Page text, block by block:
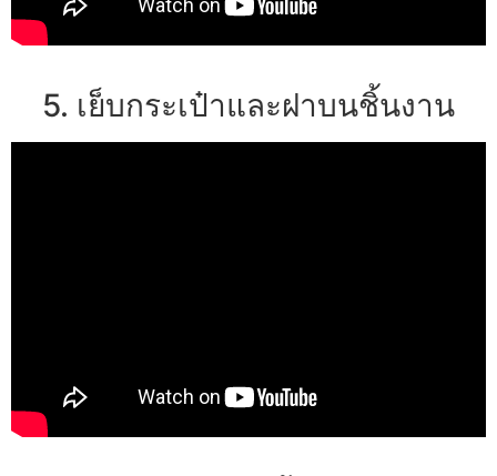
5. เย็บกระเป๋าและฝาบนชิ้นงาน